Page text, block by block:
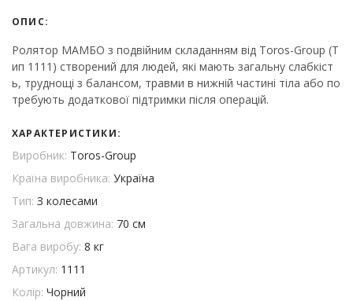
ОПИС:
Ролятор МАМБО з подвійним складанням від Toros-Group (Т
ип 1111) створений для людей, які мають загальну слабкіст
ь, труднощі з балансом, травми в нижній частині тіла або по
требують додаткової підтримки після операцій.
ХАРАКТЕРИСТИКИ:
Виробник: Toros-Group
Країна виробника: Україна
Тип: З колесами
Загальна довжина: 70 см
Вага виробу: 8 кг
Артикул: 1111
Колір: Чорний